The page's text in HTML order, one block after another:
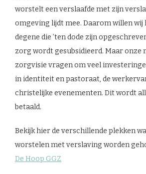
worstelt een verslaafde met zijn
omgeving lijdt mee. Daarom willen wij
degene die ’ten dode zijn
zorg wordt gesubsidieerd. Maar onze
zorgvisie vragen om veel
in identiteit en pastoraat, de
christelijke evenementen. Dit wordt
betaald.
Bekijk hier de verschillende plekken
worstelen met verslaving worden
De Hoop GGZ